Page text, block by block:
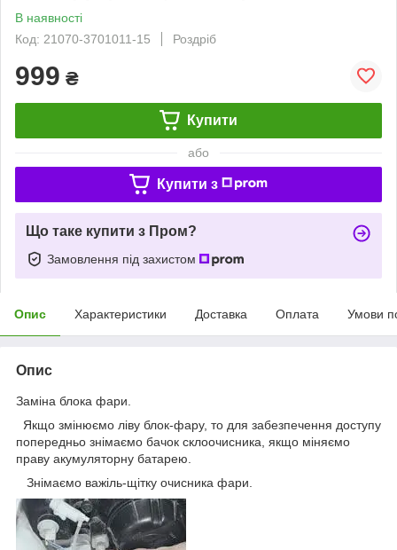
В наявності
Код: 21070-3701011-15
Роздріб
999 ₴
Купити
або
Купити з
Що таке купити з Пром?
Замовлення під захистом
Опис Характеристики Доставка Оплата Умови
Опис
Заміна блока фари.
Якщо змінюємо ліву блок-фару, то для забезпечення доступу
попередньо знімаємо бачок склоочисника, якщо міняємо
праву акумуляторну батарею.
Знімаємо важіль-щітку очисника фари.